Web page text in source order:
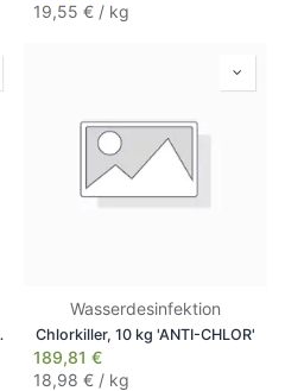
19,55 € / kg
10 kg
Wasserdesinfektion
Chlorkiller, 10 kg 'ANTI-CHLOR'
189,81 €
18,98 € / kg